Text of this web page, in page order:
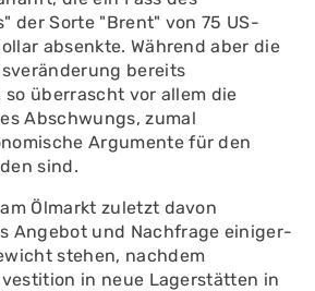
der Sorte "Brent" von 75 US-
absenkte. Während aber die
bereits
überrascht vor allem die
Ab­schwungs, zumal
Argumente für den
sind.
Ölmarkt zuletzt davon
Angebot und Nachfrage einiger­
stehen, nachdem
in neue Lagerstätten in